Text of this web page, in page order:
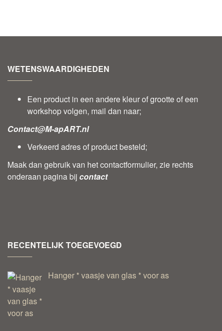
WETENSWAARDIGHEDEN
Een product in een andere kleur of grootte of een
workshop volgen, mail dan naar;
Contact@M-apART.nl
Verkeerd adres of product besteld;
Maak dan gebruik van het contactformulier, zie rechts
onderaan pagina bij contact
RECENTELIJK TOEGEVOEGD
Hanger * vaasje van glas * voor as